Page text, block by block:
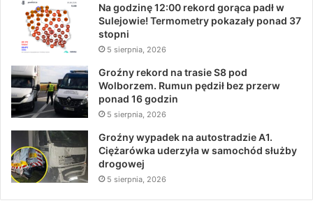
Na godzinę 12:00 rekord gorąca padł w
Sulejowie! Termometry pokazały ponad 37
stopni
5 sierpnia, 2026
Groźny rekord na trasie S8 pod
Wolborzem. Rumun pędził bez przerw
ponad 16 godzin
5 sierpnia, 2026
Groźny wypadek na autostradzie A1.
Ciężarówka uderzyła w samochód służby
drogowej
5 sierpnia, 2026